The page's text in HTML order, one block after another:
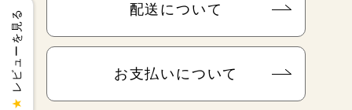
配送について
お支払いについて
★
レビューを見る